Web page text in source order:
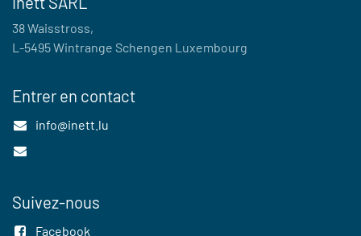
38 Waisstross,
L-5495 Wintrange Schengen Luxembourg
Entrer en contact
info@inett.lu
Suivez-nous
Facebook